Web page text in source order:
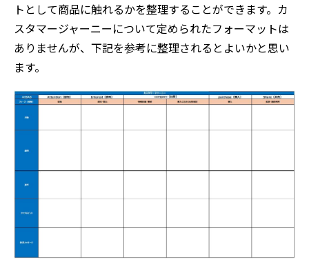
トとして商品に触れるかを整理することができます。カ
スタマージャーニーについて定められたフォーマットは
ありませんが、下記を参考に整理されるとよいかと思い
ます。